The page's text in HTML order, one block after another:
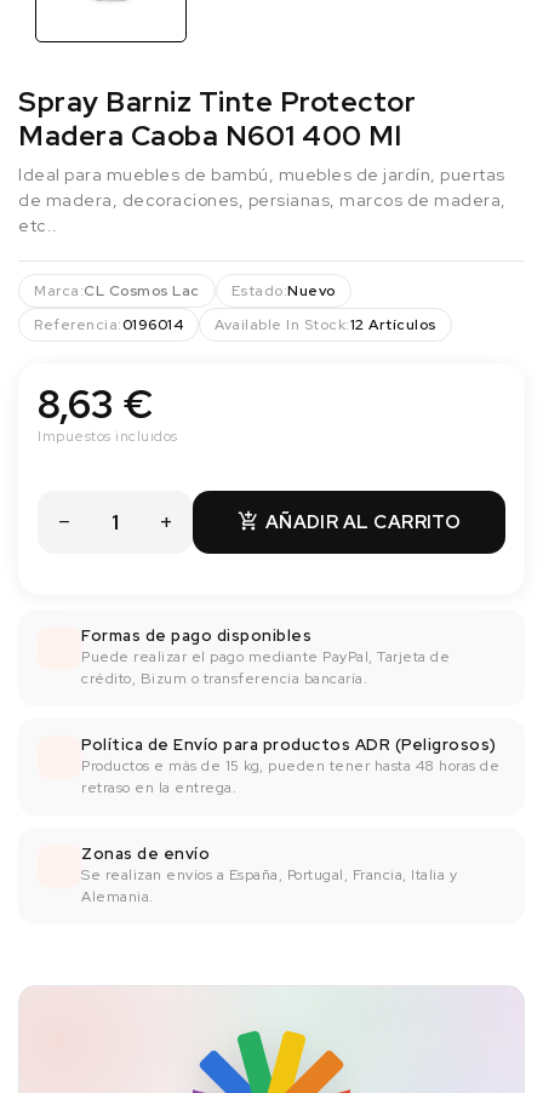
Spray Barniz Tinte Protector
Madera Caoba N601 400 Ml
Ideal para muebles de bambú, muebles de jardín, puertas
de madera, decoraciones, persianas, marcos de madera,
etc..
Marca:CL Cosmos Lac Estado:Nuevo
Referencia:0196014 Available In Stock:12 Artículos
8,63 €
Impuestos incluidos
 AÑADIR AL CARRITO
Formas de pago disponibles
Puede realizar el pago mediante PayPal, Tarjeta de
crédito, Bizum o transferencia bancaría.
Política de Envío para productos ADR (Peligrosos)
Productos e más de 15 kg, pueden tener hasta 48 horas de
retraso en la entrega.
Zonas de envío
Se realizan envíos a España, Portugal, Francia, Italia y
Alemania.